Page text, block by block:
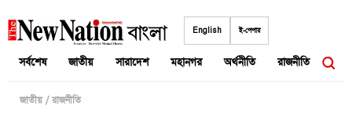
to
English ই-পেপার
সর্বশেষ জাতীয় সারাদেশ মহানগর অর্থনীতি রাজনীতি
জাতীয় / রাজনীতি